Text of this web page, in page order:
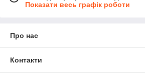
Показати весь графік роботи
Про нас
Контакти